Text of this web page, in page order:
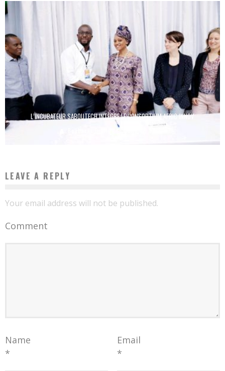
L’INCUBATEUR SABOUTECH INTÈGRE LE CONSORTIUM AFRIC INNOV
LEAVE A REPLY
Your email address will not be published.
Comment
Name
*
Email
*